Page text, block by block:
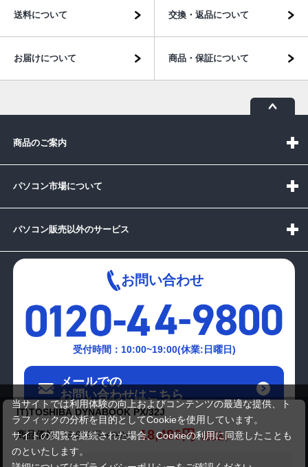
IT)TOSHIBA DYNABOOK PX/32J
商品価格 23,980円 18,480円
送料について 交換・返品について
お届けについて 商品・保証について
商品のご案内
パソコン市場について
パソコン販売以外のサービス
お問い合わせ
受付時間：10:00~19:00(休業:日曜日)
メールでの
お問い合わせはこちら
当サイトでは利用体験の向上およびコンテンツの最適な提供、ト
ラフィックの分析を目的としてCookieを使用しています。
サイトの閲覧を継続された場合、Cookieの利用に同意したことも
のといたします。